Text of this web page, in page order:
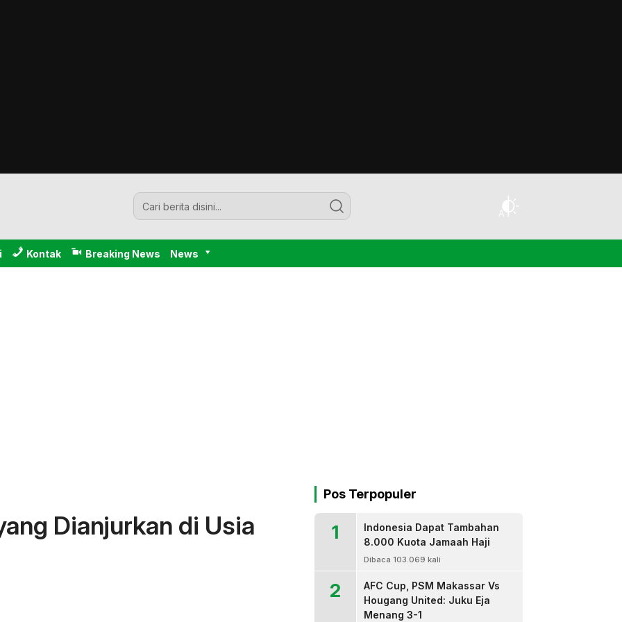
Kontak Breaking News News
Dianjurkan di Usia
Pos Terpopuler
1
Indonesia Dapat Tambahan
8.000 Kuota Jamaah Haji
Dibaca 103.069 kali
2
AFC Cup, PSM Makassar Vs
Hougang United: Juku Eja
Menang 3-1